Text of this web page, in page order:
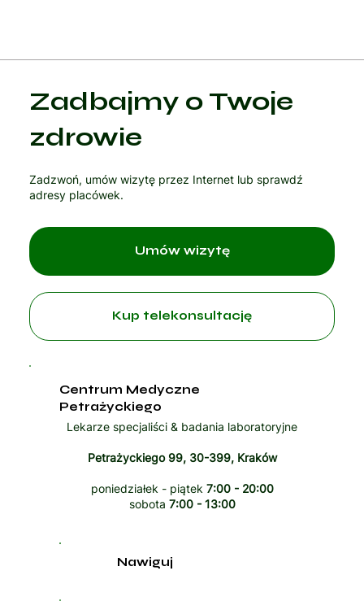
Zadbajmy o Twoje
zdrowie
Zadzwoń, umów wizytę przez Internet lub sprawdź
adresy placówek.
Kup telekonsultację
Centrum Medyczne
Petrażyckiego
Lekarze specjaliści & badania laboratoryjne
Petrażyckiego 99, 30-399, Kraków
poniedziałek - piątek 7:00 - 20:00
sobota 7:00 - 13:00
Nawiguj
Umów wizytę